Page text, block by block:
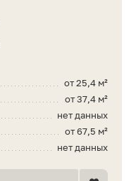
от 25,4 м²
от 37,4 м²
нет данных
от 67,5 м²
нет данных